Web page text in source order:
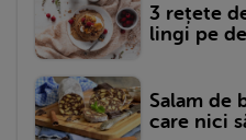
3 rețete
lingi pe
Salam de
care nici